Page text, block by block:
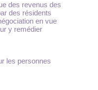
des revenus des
des résidents
en vue
y remédier
les personnes